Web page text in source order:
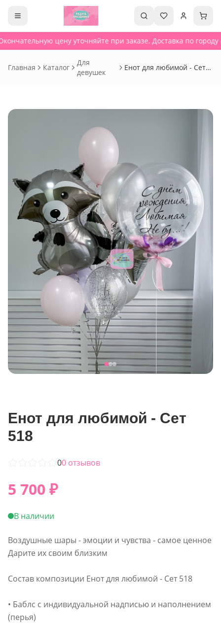
цену уточняйте при заказе. Доставка по городу
Главная Каталог
Для
девушек
Енот для любимой - Сет
Енот для любимой - Сет
518
00 отзывов
5 700 ₽
В наличии
Воздушные шары - эмоции и чувства - самое ценное
Дарите их своим близким
Состав композиции Енот для любимой - Сет 518
• Баблс с индивидуальной надписью и наполнением
(перья)